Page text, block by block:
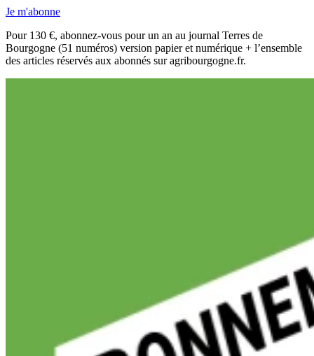
Je m'abonne
Pour 130 €, abonnez-vous pour un an au journal Terres de
Bourgogne (51 numéros) version papier et numérique + l’ensemble
des articles réservés aux abonnés sur agribourgogne.fr.